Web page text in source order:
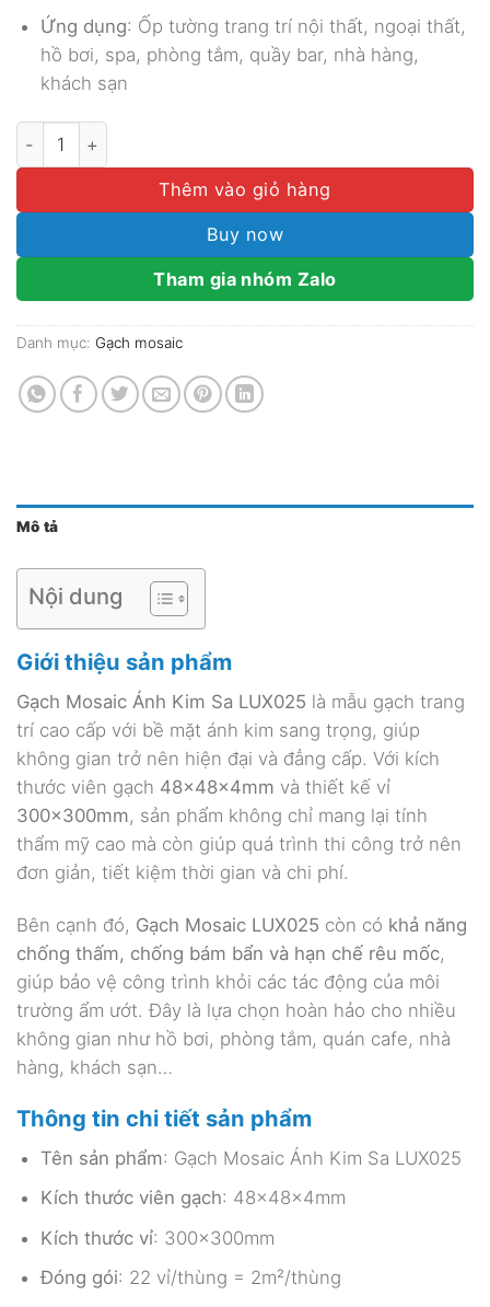
Ứng dụng: Ốp tường trang trí nội thất, ngoại thất,
hồ bơi, spa, phòng tắm, quầy bar, nhà hàng,
khách sạn
GẠCH MOSAIC ÁNH KIM SA LUX025 số lượng
Thêm vào giỏ hàng
Buy now
Tham gia nhóm Zalo
Danh mục: Gạch mosaic
Mô tả
Nội dung
Giới thiệu sản phẩm
Gạch Mosaic Ánh Kim Sa LUX025 là mẫu gạch trang
trí cao cấp với bề mặt ánh kim sang trọng, giúp
không gian trở nên hiện đại và đẳng cấp. Với kích
thước viên gạch 48x48x4mm và thiết kế vỉ
300x300mm, sản phẩm không chỉ mang lại tính
thẩm mỹ cao mà còn giúp quá trình thi công trở nên
đơn giản, tiết kiệm thời gian và chi phí.
Bên cạnh đó, Gạch Mosaic LUX025 còn có khả năng
chống thấm, chống bám bẩn và hạn chế rêu mốc,
giúp bảo vệ công trình khỏi các tác động của môi
trường ẩm ướt. Đây là lựa chọn hoàn hảo cho nhiều
không gian như hồ bơi, phòng tắm, quán cafe, nhà
hàng, khách sạn…
Thông tin chi tiết sản phẩm
Tên sản phẩm: Gạch Mosaic Ánh Kim Sa LUX025
Kích thước viên gạch: 48x48x4mm
Kích thước vỉ: 300x300mm
Đóng gói: 22 vỉ/thùng = 2m²/thùng